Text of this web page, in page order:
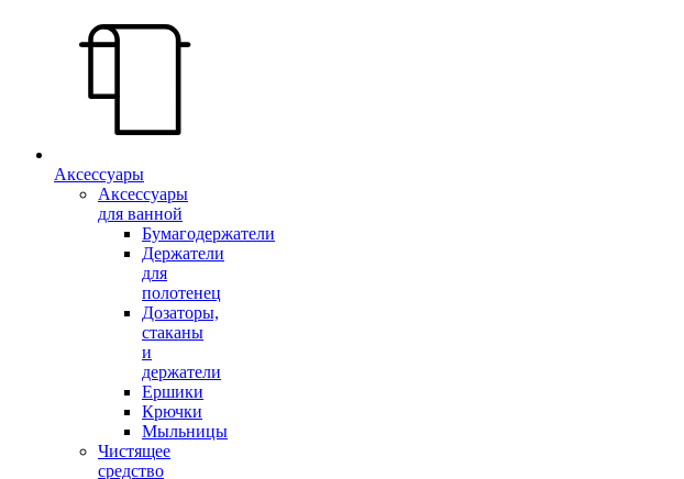
Аксессуары
Аксессуары
для ванной
Бумагодержатели
Держатели
для
полотенец
Дозаторы,
стаканы
и
держатели
Ершики
Крючки
Мыльницы
Чистящее
средство